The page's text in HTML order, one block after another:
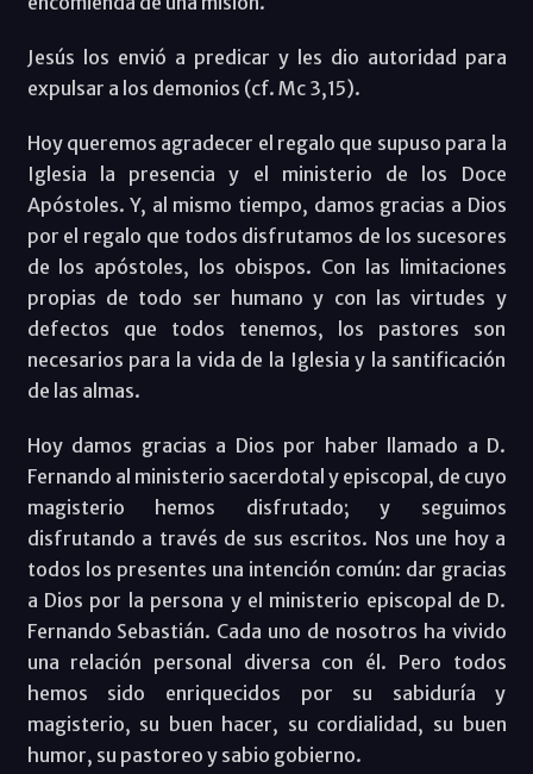
Jesús los envió a predicar y les dio autoridad para
expulsar a los demonios (cf. Mc 3,15).
Hoy queremos agradecer el regalo que supuso para la
Iglesia la presencia y el ministerio de los Doce
Apóstoles. Y, al mismo tiempo, damos gracias a Dios
por el regalo que todos disfrutamos de los sucesores
de los apóstoles, los obispos. Con las limitaciones
propias de todo ser humano y con las virtudes y
defectos que todos tenemos, los pastores son
necesarios para la vida de la Iglesia y la santificación
de las almas.
Hoy damos gracias a Dios por haber llamado a D.
Fernando al ministerio sacerdotal y episcopal, de cuyo
magisterio hemos disfrutado; y seguimos
disfrutando a través de sus escritos. Nos une hoy a
todos los presentes una intención común: dar gracias
a Dios por la persona y el ministerio episcopal de D.
Fernando Sebastián. Cada uno de nosotros ha vivido
una relación personal diversa con él. Pero todos
hemos sido enriquecidos por su sabiduría y
magisterio, su buen hacer, su cordialidad, su buen
humor, su pastoreo y sabio gobierno.